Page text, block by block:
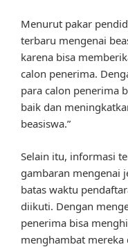
Menurut pakar
terbaru mengenai
karena bisa
calon penerima.
para calon penerima
baik dan
beasiswa.”
Selain itu, informasi
gambaran mengenai
batas waktu
diikuti. Dengan
penerima bisa
menghambat mereka